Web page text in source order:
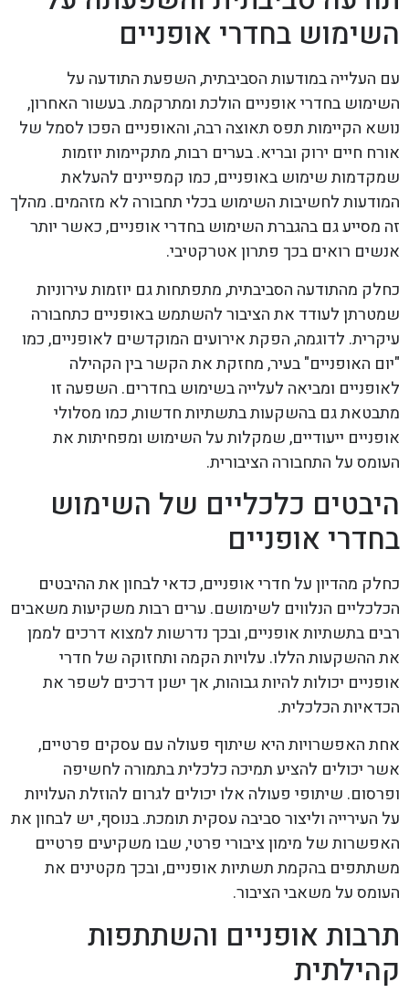
השימוש בחדרי אופניים
עם העלייה במודעות הסביבתית, השפעת התודעה על
השימוש בחדרי אופניים הולכת ומתרקמת. בעשור האחרון,
נושא הקיימות תפס תאוצה רבה, והאופניים הפכו לסמל של
אורח חיים ירוק ובריא. בערים רבות, מתקיימות יוזמות
שמקדמות שימוש באופניים, כמו קמפיינים להעלאת
המודעות לחשיבות השימוש בכלי תחבורה לא מזהמים. מהלך
זה מסייע גם בהגברת השימוש בחדרי אופניים, כאשר יותר
אנשים רואים בכך פתרון אטרקטיבי.
כחלק מהתודעה הסביבתית, מתפתחות גם יוזמות עירוניות
שמטרתן לעודד את הציבור להשתמש באופניים כתחבורה
עיקרית. לדוגמה, הפקת אירועים המוקדשים לאופניים, כמו
"יום האופניים" בעיר, מחזקת את הקשר בין הקהילה
לאופניים ומביאה לעלייה בשימוש בחדרים. השפעה זו
מתבטאת גם בהשקעות בתשתיות חדשות, כמו מסלולי
אופניים ייעודיים, שמקלות על השימוש ומפחיתות את
העומס על התחבורה הציבורית.
היבטים כלכליים של השימוש
בחדרי אופניים
כחלק מהדיון על חדרי אופניים, כדאי לבחון את ההיבטים
הכלכליים הנלווים לשימושם. ערים רבות משקיעות משאבים
רבים בתשתיות אופניים, ובכך נדרשות למצוא דרכים לממן
את ההשקעות הללו. עלויות הקמה ותחזוקה של חדרי
אופניים יכולות להיות גבוהות, אך ישנן דרכים לשפר את
הכדאיות הכלכלית.
אחת האפשרויות היא שיתוף פעולה עם עסקים פרטיים,
אשר יכולים להציע תמיכה כלכלית בתמורה לחשיפה
ופרסום. שיתופי פעולה אלו יכולים לגרום להוזלת העלויות
על העירייה וליצור סביבה עסקית תומכת. בנוסף, יש לבחון את
האפשרות של מימון ציבורי פרטי, שבו משקיעים פרטיים
משתתפים בהקמת תשתיות אופניים, ובכך מקטינים את
העומס על משאבי הציבור.
תרבות אופניים והשתתפות
קהילתית